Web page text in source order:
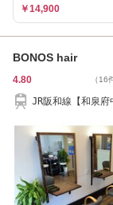
￥14,900
BONOS hair
4.80 （16
JR阪和線【和泉